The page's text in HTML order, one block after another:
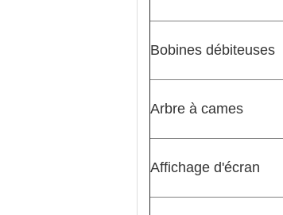
Bobines débiteuses
Arbre à cames
Affichage d'écran